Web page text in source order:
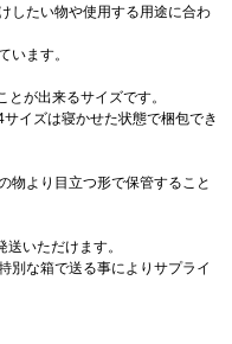
したい物や使用する用途に合わ
います。
が出来るサイズです。
イズは寝かせた状態で梱包でき
物より目立つ形で保管すること
いただけます。
別な箱で送る事によりサプライ